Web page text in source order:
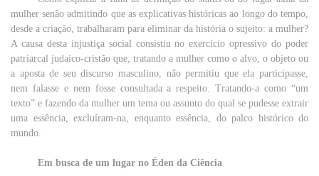
mulher senão admitindo queas explicativas históricas ao longodotempo,
desde a criação, trabalharam para eliminar da história o sujeito: a mulher?
A causa desta injustiça socialconsistiu noexercício opressivo dopoder
patriarcal judaico-cristão que, tratando a mulher como o alvo, o objeto ou
a apostade seu discurso masculino, nãopermitiu que ela participasse,
nem falasse e nemfosse consultada arespeito. Tratando-acomo “um
texto” e fazendo da mulher um tema ou assunto do qual se pudesse extrair
uma essência, excluíram-na, enquanto essência, do palco históricodo
mundo.
Em busca de um lugar no Éden da Ciência